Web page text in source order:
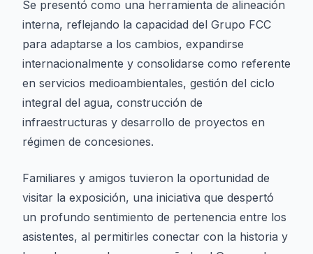
Se presentó como una herramienta de alineación
interna, reflejando la capacidad del Grupo FCC
para adaptarse a los cambios, expandirse
internacionalmente y consolidarse como referente
en servicios medioambientales, gestión del ciclo
integral del agua, construcción de
infraestructuras y desarrollo de proyectos en
régimen de concesiones.
Familiares y amigos tuvieron la oportunidad de
visitar la exposición, una iniciativa que despertó
un profundo sentimiento de pertenencia entre los
asistentes, al permitirles conectar con la historia y